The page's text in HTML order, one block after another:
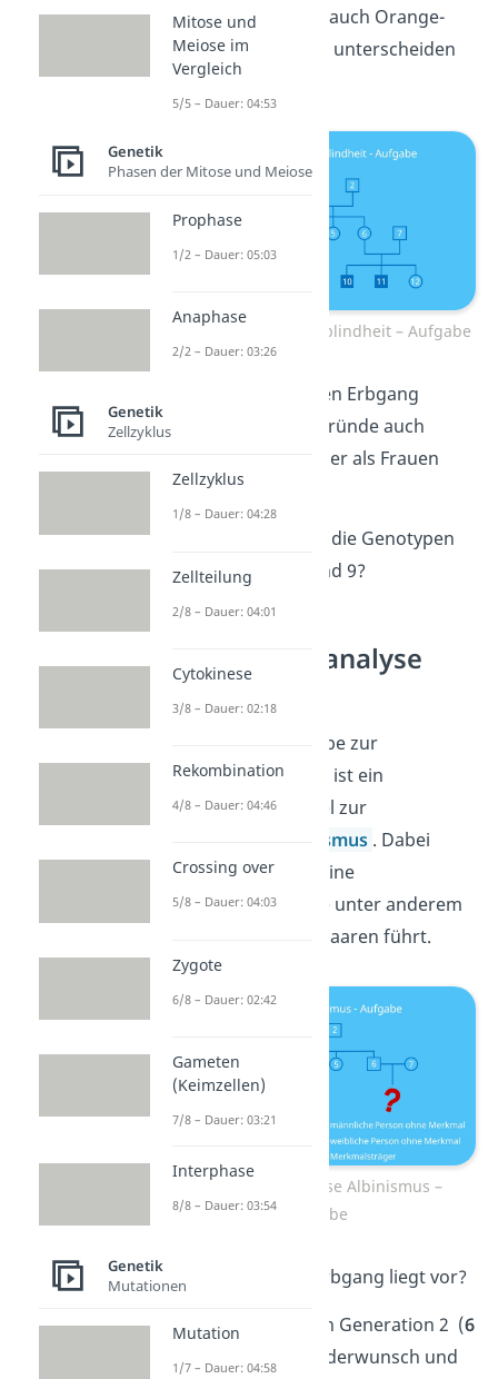
und Grüntöne, aber auch Orange-
oder Olivetöne nicht unterscheiden
können.
Stammbaum Rotgrünblindheit – Aufgabe
Um welchen Erbgang
handelt es sich? Begründe auch
weshalb mehr Männer als Frauen
betroffen sind.
Wie lauten die Genotypen
der Personen 1, 4 und 9?
Stammbaumanalyse
Aufgabe 4
Unsere vierte Aufgabe zur
Stammbaumanalyse ist ein
Stammbaum Beispiel zur
Albinismus . Dabei
handelt es sich um eine
Pigmentstörung, die unter anderem
zu heller Haut und Haaren führt.
Stammbaumanalyse Albinismus –
Aufgabe
Übung 1
: Welcher Erbgang liegt vor?
Übung 2: Das Paar in Generation 2 (6
und
) hat einen Kinderwunsch und
Mitose und
Meiose im
Vergleich
5/5 – Dauer: 04:53
Genetik
Phasen der Mitose und Meiose
Prophase
1/2 – Dauer: 05:03
Anaphase
2/2 – Dauer: 03:26
Genetik
Zellzyklus
Zellzyklus
1/8 – Dauer: 04:28
Zellteilung
2/8 – Dauer: 04:01
Cytokinese
3/8 – Dauer: 02:18
Rekombination
4/8 – Dauer: 04:46
Crossing over
5/8 – Dauer: 04:03
Zygote
6/8 – Dauer: 02:42
Gameten
(Keimzellen)
7/8 – Dauer: 03:21
Interphase
8/8 – Dauer: 03:54
Genetik
Mutationen
Mutation
1/7 – Dauer: 04:58